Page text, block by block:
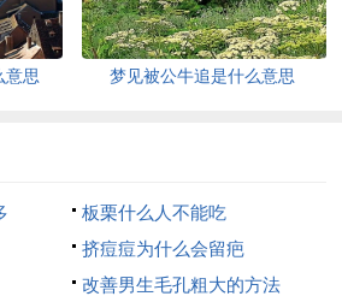
意思 梦见被公牛追是什么意思
板栗什么人不能吃
挤痘痘为什么会留疤
改善男生毛孔粗大的方法